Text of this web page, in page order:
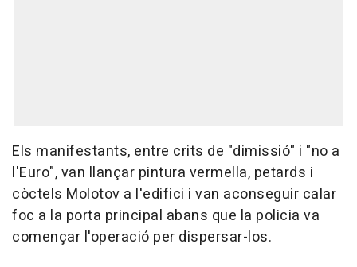
Els manifestants, entre crits de "dimissió" i "no a
l'Euro", van llançar pintura vermella, petards i
còctels Molotov a l'edifici i van aconseguir calar
foc a la porta principal abans que la policia va
començar l'operació per dispersar-los.